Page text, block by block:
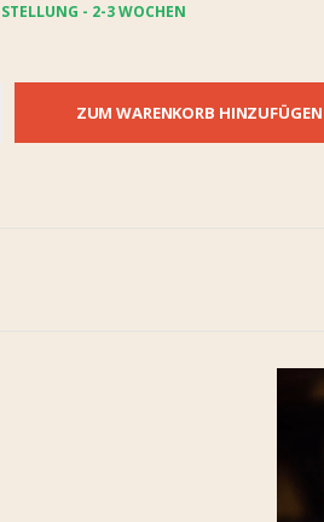
- 2-3 WOCHEN
ZUM WARENKORB HINZUFÜGEN